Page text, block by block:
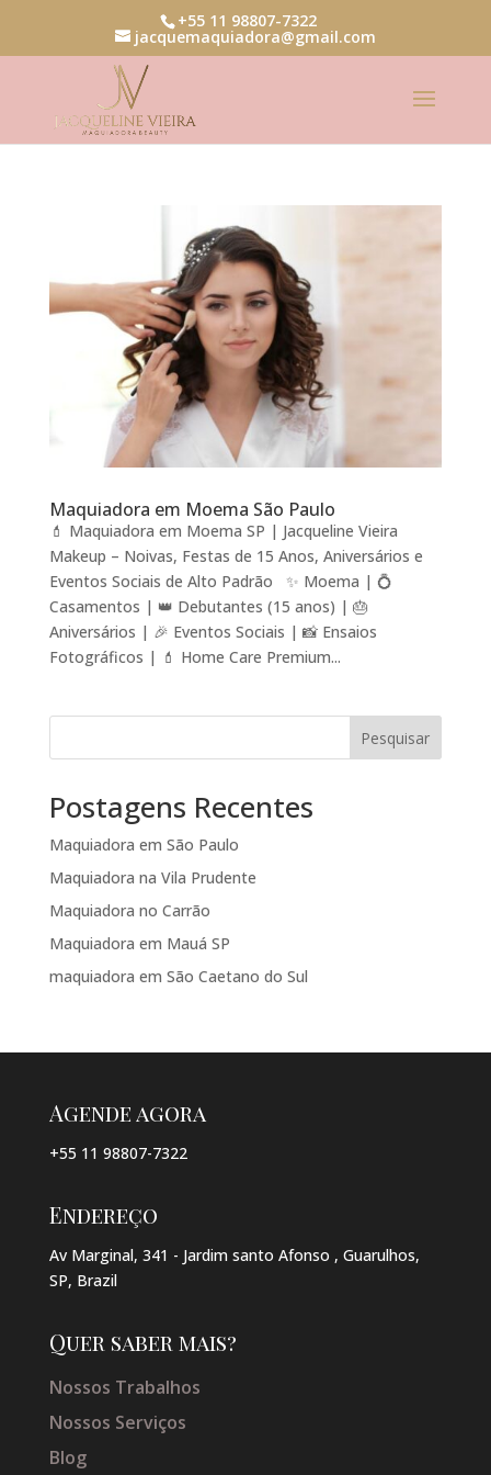
+55 11 98807-7322
jacquemaquiadora@gmail.com
Maquiadora em Moema São Paulo
💄 Maquiadora em Moema SP | Jacqueline Vieira
Makeup – Noivas, Festas de 15 Anos, Aniversários e
Eventos Sociais de Alto Padrão ✨ Moema | 💍
Casamentos | 👑 Debutantes (15 anos) | 🎂
Aniversários | 🎉 Eventos Sociais | 📸 Ensaios
Fotográficos | 💄 Home Care Premium...
Pesquisar
Postagens Recentes
Maquiadora em São Paulo
Maquiadora na Vila Prudente
Maquiadora no Carrão
Maquiadora em Mauá SP
maquiadora em São Caetano do Sul
Agende agora
+55 11 98807-7322
Endereço
Av Marginal, 341 - Jardim santo Afonso , Guarulhos,
SP, Brazil
Quer saber mais?
Nossos Trabalhos
Nossos Serviços
Blog